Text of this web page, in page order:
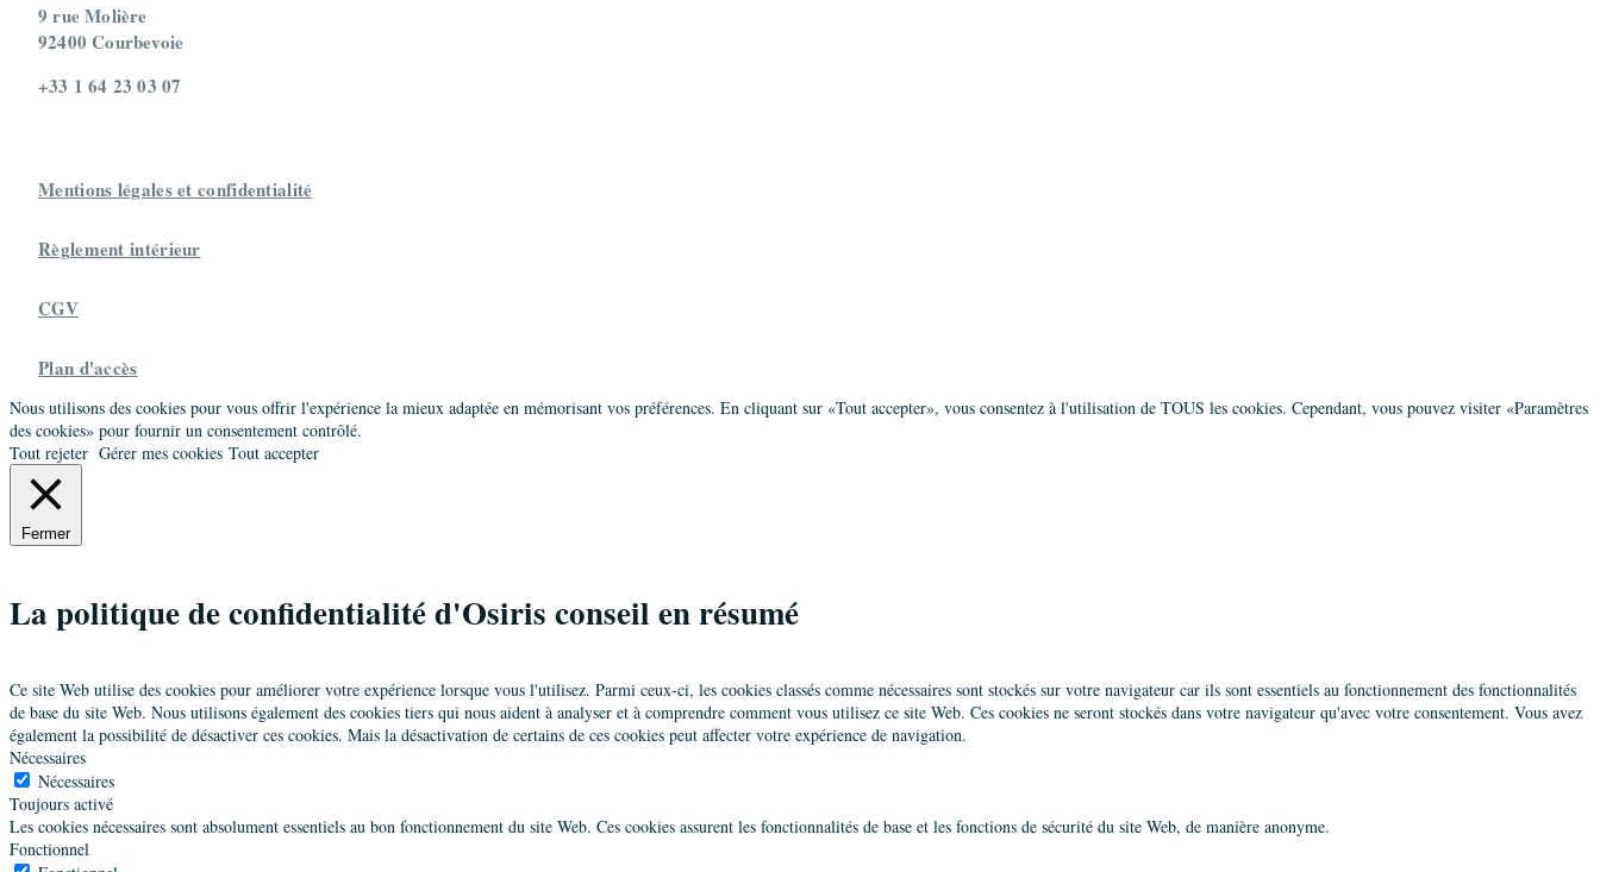
9 rue Molière
92400 Courbevoie
+33 1 64 23 03 07
Mentions légales et confidentialité
Règlement intérieur
CGV
Plan d'accès
Nous utilisons des cookies pour vous offrir l'expérience la mieux adaptée en mémorisant vos préférences. En cliquant sur «Tout accepter», vous consentez à l'utilisation de TOUS les cookies. Cependant, vous pouvez visiter «Paramètres
des cookies» pour fournir un consentement contrôlé.
Tout rejeter Gérer mes cookies Tout accepter
Fermer
La politique de confidentialité d'Osiris conseil en résumé
Ce site Web utilise des cookies pour améliorer votre expérience lorsque vous l'utilisez. Parmi ceux-ci, les cookies classés comme nécessaires sont stockés sur votre navigateur car ils sont essentiels au fonctionnement des fonctionnalités
de base du site Web. Nous utilisons également des cookies tiers qui nous aident à analyser et à comprendre comment vous utilisez ce site Web. Ces cookies ne seront stockés dans votre navigateur qu'avec votre consentement. Vous avez
également la possibilité de désactiver ces cookies. Mais la désactivation de certains de ces cookies peut affecter votre expérience de navigation.
Nécessaires
Nécessaires
Toujours activé
Les cookies nécessaires sont absolument essentiels au bon fonctionnement du site Web. Ces cookies assurent les fonctionnalités de base et les fonctions de sécurité du site Web, de manière anonyme.
Fonctionnel